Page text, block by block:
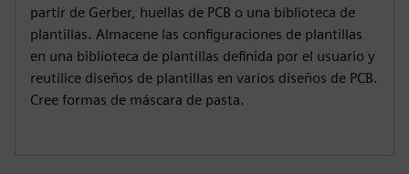
partir de Gerber, huellas de PCB o una biblioteca de
plantillas. Almacene las configuraciones de plantillas
en una biblioteca de plantillas definida por el usuario y
reutilice diseños de plantillas en varios diseños de PCB.
Cree formas de máscara de pasta.